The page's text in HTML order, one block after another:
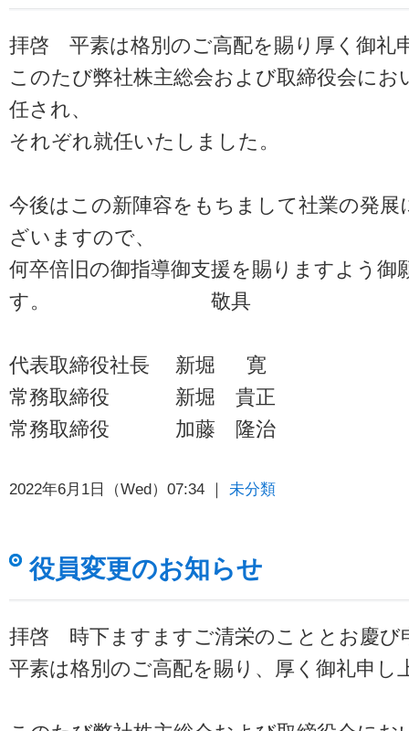
拝啓 平素は格別のご高配を賜り厚く御礼
このたび弊社株主総会および取締役会にお
任され、
それぞれ就任いたしました。
今後はこの新陣容をもちまして社業の発展
ざいますので、
何卒倍旧の御指導御支援を賜りますよう御
す。 敬具
代表取締役社長 新堀 寛
常務取締役 新堀 貴正
常務取締役 加藤 隆治
2022年6月1日（Wed）07:34 ｜ 未分類
役員変更のお知らせ
拝啓 時下ますますご清栄のこととお慶び
平素は格別のご高配を賜り、厚く御礼申し